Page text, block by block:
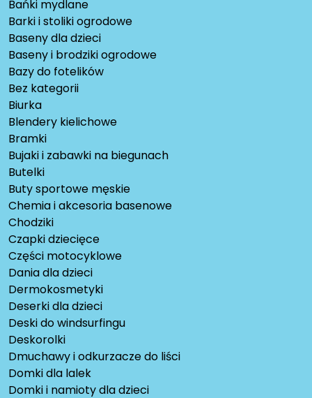
Bańki mydlane
Barki i stoliki ogrodowe
Baseny dla dzieci
Baseny i brodziki ogrodowe
Bazy do fotelików
Bez kategorii
Biurka
Blendery kielichowe
Bramki
Bujaki i zabawki na biegunach
Butelki
Buty sportowe męskie
Chemia i akcesoria basenowe
Chodziki
Czapki dziecięce
Części motocyklowe
Dania dla dzieci
Dermokosmetyki
Deserki dla dzieci
Deski do windsurfingu
Deskorolki
Dmuchawy i odkurzacze do liści
Domki dla lalek
Domki i namioty dla dzieci